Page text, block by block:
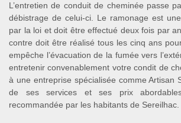
L’entretien de conduit de cheminée passe
débistrage de celui-ci. Le ramonage est
par la loi et doit être effectué deux fois par
contre doit être réalisé tous les cinq ans
empêche l’évacuation de la fumée vers
entretenir convenablement votre condit de
à une entreprise spécialisée comme Artisan
de ses services et ses prix
recommandée par les habitants de Sereilhac.